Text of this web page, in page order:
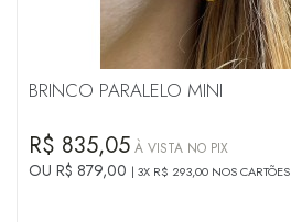
BRINCO PARALELO MINI
R$ 835,05 À VISTA NO PIX
OU R$ 879,00 3X R$ 293,00 NOS CARTÕES